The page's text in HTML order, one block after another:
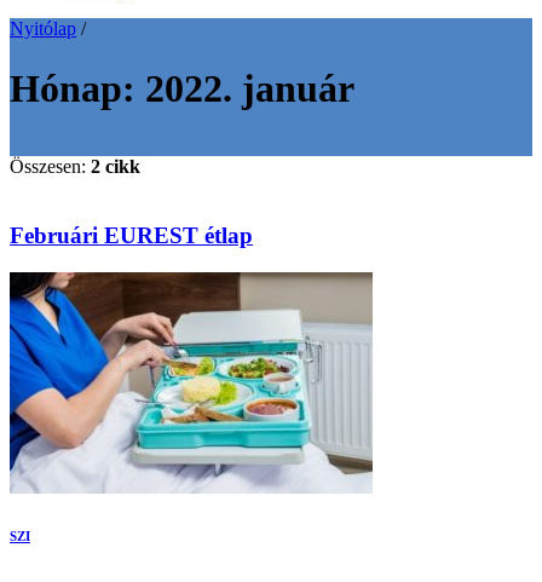
Nyitólap /
Hónap: 2022. január
Összesen: 2 cikk
Februári EUREST étlap
SZI